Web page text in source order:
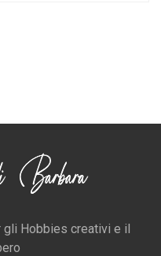
gli Hobbies creativi e il